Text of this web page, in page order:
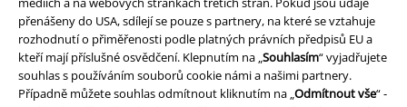
přenášeny do USA, sdílejí se pouze s partnery, na které se vztahuje
rozhodnutí o přiměřenosti podle platných právních předpisů EU a
kteří mají příslušné osvědčení. Klepnutím na „ Souhlasím“ vyjadřujete
souhlas s používáním souborů cookie námi a našimi partnery.
Případně můžete souhlas odmítnout kliknutím na „ Odmítnout vše“ -
Balíkovna Balík Do ruky
EMP aplikaci